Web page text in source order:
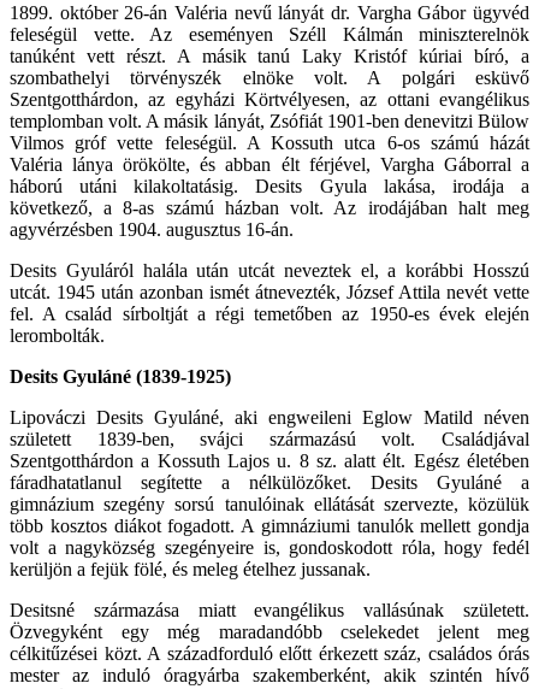
1899. október 26-án Valéria nevű lányát dr. Vargha Gábor ügyvéd
feleségül vette. Az eseményen Széll Kálmán miniszterelnök
tanúként vett részt. A másik tanú Laky Kristóf kúriai bíró, a
szombathelyi törvényszék elnöke volt. A polgári esküvő
Szentgotthárdon, az egyházi Körtvélyesen, az ottani evangélikus
templomban volt. A másik lányát, Zsófiát 1901-ben denevitzi Bülow
Vilmos gróf vette feleségül. A Kossuth utca 6-os számú házát
Valéria lánya örökölte, és abban élt férjével, Vargha Gáborral a
háború utáni kilakoltatásig. Desits Gyula lakása, irodája a
következő, a 8-as számú házban volt. Az irodájában halt meg
agyvérzésben 1904. augusztus 16-án.
Desits Gyuláról halála után utcát neveztek el, a korábbi Hosszú
utcát. 1945 után azonban ismét átnevezték, József Attila nevét vette
fel. A család sírboltját a régi temetőben az 1950-es évek elején
lerombolták.
Desits Gyuláné (1839-1925)
Lipováczi Desits Gyuláné, aki engweileni Eglow Matild néven
született 1839-ben, svájci származású volt. Családjával
Szentgotthárdon a Kossuth Lajos u. 8 sz. alatt élt. Egész életében
fáradhatatlanul segítette a nélkülözőket. Desits Gyuláné a
gimnázium szegény sorsú tanulóinak ellátását szervezte, közülük
több kosztos diákot fogadott. A gimnáziumi tanulók mellett gondja
volt a nagyközség szegényeire is, gondoskodott róla, hogy fedél
kerüljön a fejük fölé, és meleg ételhez jussanak.
Desitsné származása miatt evangélikus vallásúnak született.
Özvegyként egy még maradandóbb cselekedet jelent meg
célkitűzései közt. A századforduló előtt érkezett száz, családos órás
mester az induló óragyárba szakemberként, akik szintén hívő